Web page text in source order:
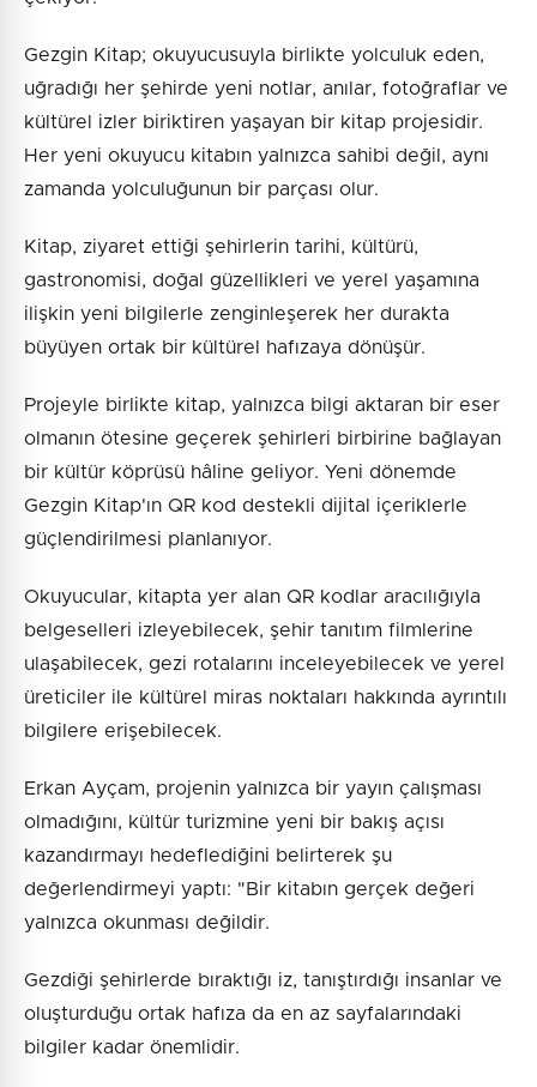
Gezgin Kitap; okuyucusuyla birlikte yolculuk eden,
uğradığı her şehirde yeni notlar, anılar, fotoğraflar ve
kültürel izler biriktiren yaşayan bir kitap projesidir.
Her yeni okuyucu kitabın yalnızca sahibi değil, aynı
zamanda yolculuğunun bir parçası olur.
Kitap, ziyaret ettiği şehirlerin tarihi, kültürü,
gastronomisi, doğal güzellikleri ve yerel yaşamına
ilişkin yeni bilgilerle zenginleşerek her durakta
büyüyen ortak bir kültürel hafızaya dönüşür.
Projeyle birlikte kitap, yalnızca bilgi aktaran bir eser
olmanın ötesine geçerek şehirleri birbirine bağlayan
bir kültür köprüsü hâline geliyor. Yeni dönemde
Gezgin Kitap'ın QR kod destekli dijital içeriklerle
güçlendirilmesi planlanıyor.
Okuyucular, kitapta yer alan QR kodlar aracılığıyla
belgeselleri izleyebilecek, şehir tanıtım filmlerine
ulaşabilecek, gezi rotalarını inceleyebilecek ve yerel
üreticiler ile kültürel miras noktaları hakkında ayrıntılı
bilgilere erişebilecek.
Erkan Ayçam, projenin yalnızca bir yayın çalışması
olmadığını, kültür turizmine yeni bir bakış açısı
kazandırmayı hedeflediğini belirterek şu
değerlendirmeyi yaptı: "Bir kitabın gerçek değeri
yalnızca okunması değildir.
Gezdiği şehirlerde bıraktığı iz, tanıştırdığı insanlar ve
oluşturduğu ortak hafıza da en az sayfalarındaki
bilgiler kadar önemlidir.